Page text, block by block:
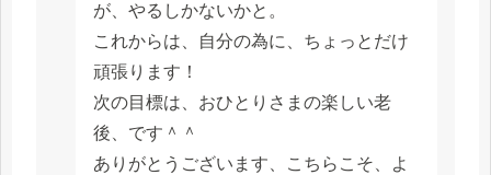
が、やるしかないかと。
これからは、自分の為に、ちょっとだけ
頑張ります！
次の目標は、おひとりさまの楽しい老
後、です＾＾
ありがとうございます、こちらこそ、よ